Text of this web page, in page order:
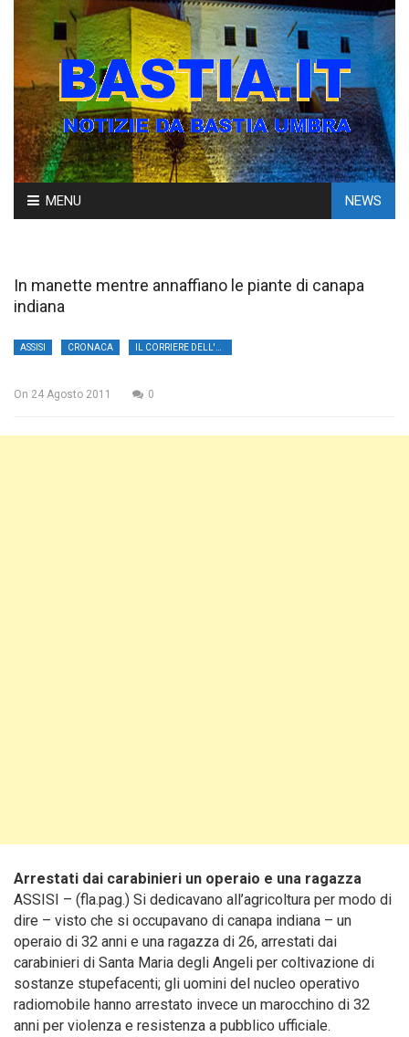
Skip
to
MENU NEWS
In manette mentre annaffiano le piante di canapa
indiana
ASSISI CRONACA
On 24 Agosto 2011 0
Arrestati dai carabinieri un operaio e una ragazza
ASSISI – (fla.pag.) Si dedicavano all’agricoltura per modo di
dire – visto che si occupavano di canapa indiana – un
operaio di 32 anni e una ragazza di 26, arrestati dai
carabinieri di Santa Maria degli Angeli per coltivazione di
sostanze stupefacenti; gli uomini del nucleo operativo
radiomobile hanno arrestato invece un marocchino di 32
anni per violenza e resistenza a pubblico ufficiale.